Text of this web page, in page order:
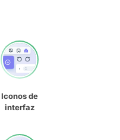
Iconos de
interfaz